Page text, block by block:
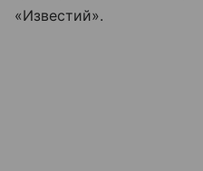
«Известий».